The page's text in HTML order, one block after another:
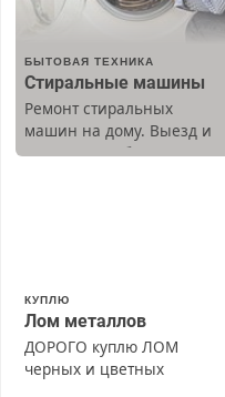
БЫТОВАЯ ТЕХНИКА
Стиральные машины
Ремонт стиральных
машин на дому. Выезд и
диагностика бесплатно.
КУПЛЮ
Лом металлов
ДОРОГО куплю ЛОМ
черных и цветных